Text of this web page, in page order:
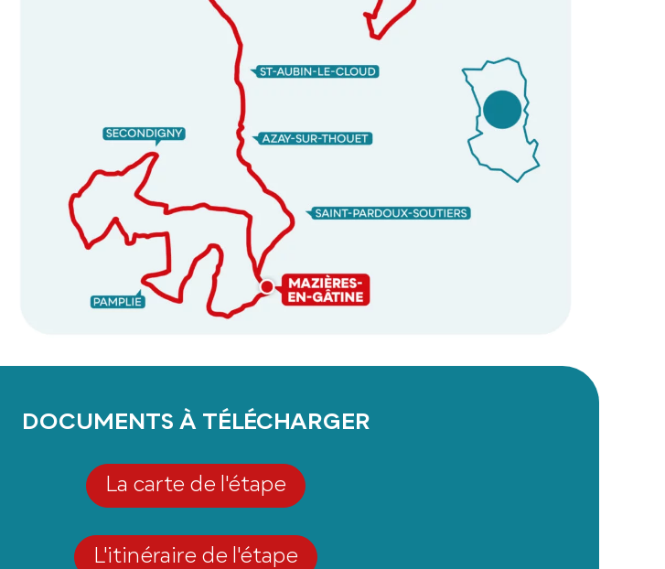
DOCUMENTS À TÉLÉCHARGER
La carte de l'étape
L'itinéraire de l'étape